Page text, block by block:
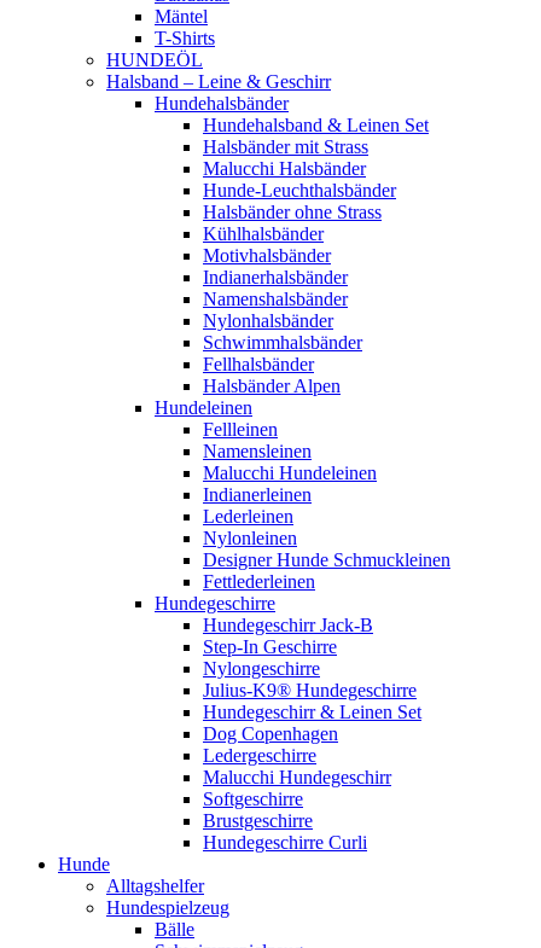
Mäntel
T-Shirts
HUNDEÖL
Halsband – Leine & Geschirr
Hundehalsbänder
Hundehalsband & Leinen Set
Halsbänder mit Strass
Malucchi Halsbänder
Hunde-Leuchthalsbänder
Halsbänder ohne Strass
Kühlhalsbänder
Motivhalsbänder
Indianerhalsbänder
Namenshalsbänder
Nylonhalsbänder
Schwimmhalsbänder
Fellhalsbänder
Halsbänder Alpen
Hundeleinen
Fellleinen
Namensleinen
Malucchi Hundeleinen
Indianerleinen
Lederleinen
Nylonleinen
Designer Hunde Schmuckleinen
Fettlederleinen
Hundegeschirre
Hundegeschirr Jack-B
Step-In Geschirre
Nylongeschirre
Julius-K9® Hundegeschirre
Hundegeschirr & Leinen Set
Dog Copenhagen
Ledergeschirre
Malucchi Hundegeschirr
Softgeschirre
Brustgeschirre
Hundegeschirre Curli
Hunde
Alltagshelfer
Hundespielzeug
Bälle